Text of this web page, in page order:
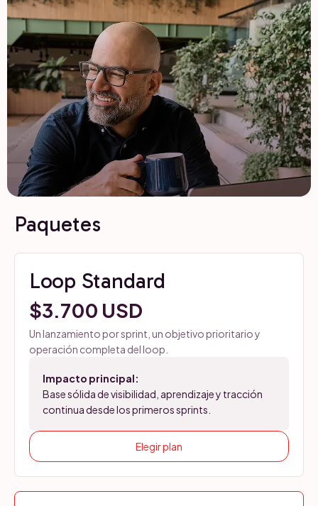
Paquetes
Loop Standard
$3.700 USD
Un lanzamiento por sprint, un objetivo prioritario y
operación completa del loop.
Impacto principal:
Base sólida de visibilidad, aprendizaje y tracción
continua desde los primeros sprints.
Elegir plan